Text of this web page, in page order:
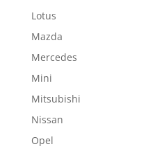
Lotus
Mazda
Mercedes
Mini
Mitsubishi
Nissan
Opel